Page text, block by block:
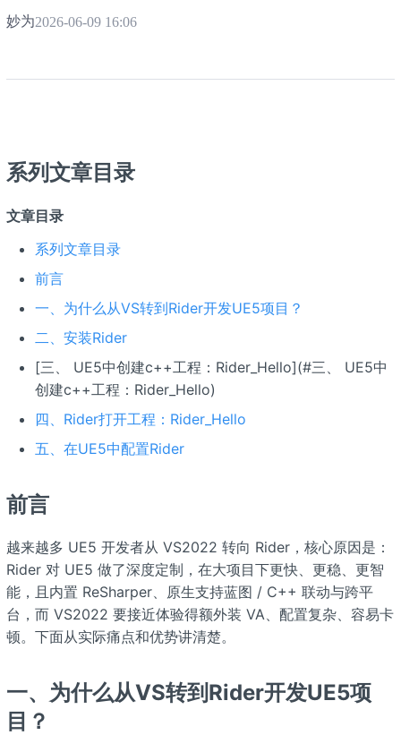
妙为2026-06-09 16:06
系列文章目录
文章目录
系列文章目录
前言
一、为什么从VS转到Rider开发UE5项目？
二、安装Rider
[三、 UE5中创建c++工程：Rider_Hello](#三、 UE5中
创建c++工程：Rider_Hello)
四、Rider打开工程：Rider_Hello
五、在UE5中配置Rider
前言
越来越多 UE5 开发者从 VS2022 转向 Rider，核心原因是：
Rider 对 UE5 做了深度定制，在大项目下更快、更稳、更智
能，且内置 ReSharper、原生支持蓝图 / C++ 联动与跨平
台，而 VS2022 要接近体验得额外装 VA、配置复杂、容易卡
顿。下面从实际痛点和优势讲清楚。
一、为什么从VS转到Rider开发UE5项
目？